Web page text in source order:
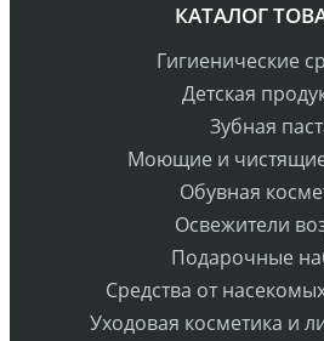
КАТАЛОГ
Гигиенические
Детская
Зубная
Моющие и чистящие
Обувная
Освежители
Подарочные
Средства от
Уходовая косметика и